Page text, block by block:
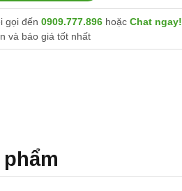
gọi đến 0909.777.896 hoặc Chat ngay!
và báo giá tốt nhất